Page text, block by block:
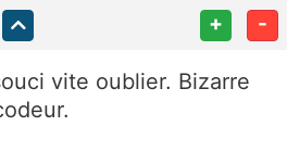
+ -
vite oublier. Bizarre